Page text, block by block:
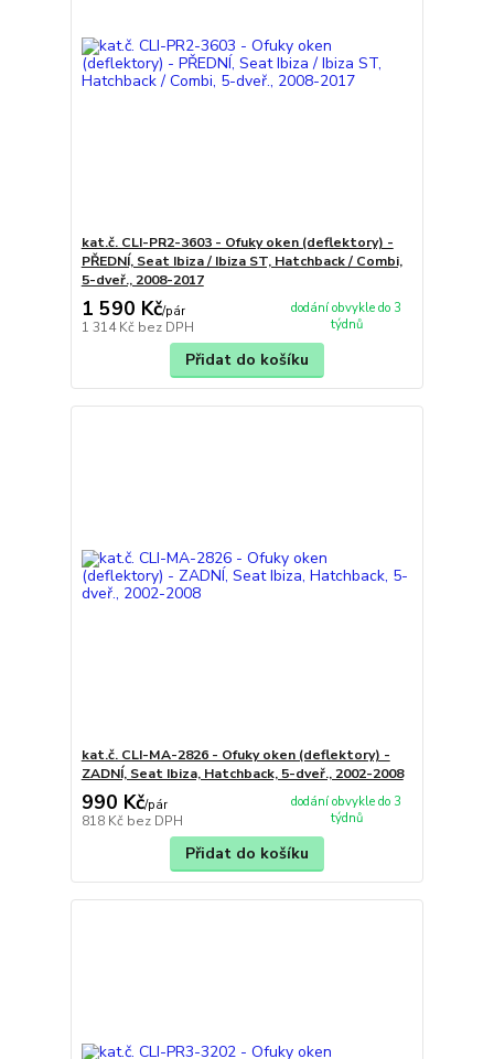
kat.č. CLI-PR2-3603 - Ofuky oken (deflektory) -
PŘEDNÍ, Seat Ibiza / Ibiza ST, Hatchback / Combi,
5-dveř., 2008-2017
1 590 Kč/pár
1 314 Kč bez DPH
dodání obvykle do 3
týdnů
Přidat do košíku
kat.č. CLI-MA-2826 - Ofuky oken (deflektory) -
ZADNÍ, Seat Ibiza, Hatchback, 5-dveř., 2002-2008
990 Kč/pár
818 Kč bez DPH
dodání obvykle do 3
týdnů
Přidat do košíku